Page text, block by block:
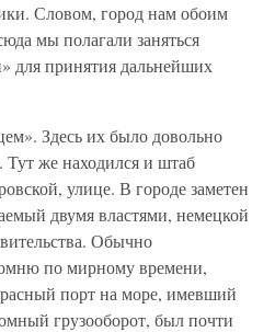
Словом, город нам обоим
мы полагали заняться
для принятия дальнейших
Здесь их было довольно
же находился и штаб
улице. В городе заметен
двумя властями, немецкой
Обычно
по мирному времени,
порт на море, имевший
грузооборот, был почти